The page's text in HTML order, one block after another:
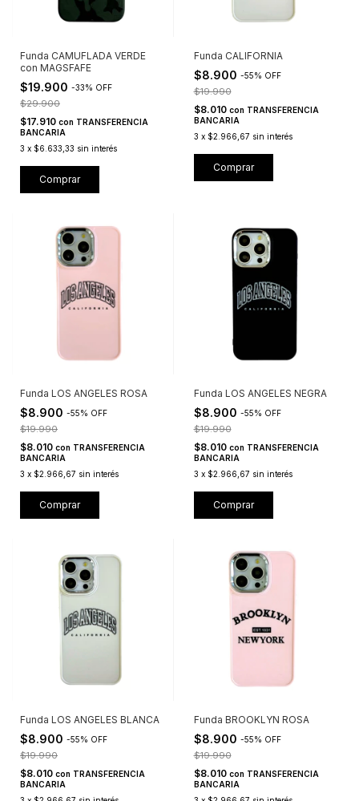
Funda CAMUFLADA VERDE
con MAGSFAFE
$19.900 -33% OFF
$29.900
$17.910 con TRANSFERENCIA
BANCARIA
3 x $6.633,33 sin interés
Comprar
Funda CALIFORNIA
$8.900 -55% OFF
$19.990
$8.010 con TRANSFERENCIA
BANCARIA
3 x $2.966,67 sin interés
Comprar
Funda LOS ANGELES ROSA
$8.900 -55% OFF
$19.990
$8.010 con TRANSFERENCIA
BANCARIA
3 x $2.966,67 sin interés
Comprar
Funda LOS ANGELES NEGRA
$8.900 -55% OFF
$19.990
$8.010 con TRANSFERENCIA
BANCARIA
3 x $2.966,67 sin interés
Comprar
Funda LOS ANGELES BLANCA
$8.900 -55% OFF
$19.990
$8.010 con TRANSFERENCIA
BANCARIA
Funda BROOKLYN ROSA
$8.900 -55% OFF
$19.990
$8.010 con TRANSFERENCIA
BANCARIA